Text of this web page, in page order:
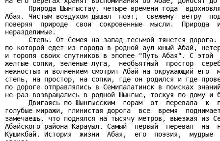
Природа Шынгыстау, четыре времени года
Абая. Чистым воздухом дышал  поэт,  свежему  ветру
поверяя  природе  свои  сокровенные  мысли.
неразделимые.
Степь. От Семея на запад тесьмой тянется
по которой едет из города в родной аул юный Абай,
и торопя своих спутников в эпопее "Путь Абая". С этой
желтые сопки, зеленые луга,  необъятный  простор
нежностью и волнением смотрит Абай на окружающий его
степь, на простор, на сопки, где он родился и где
по дороге отправлялись в Семипалатинск в поисках
не раз возвращались в родной Шынгыс, тоскуя по дому и
Двигаясь по Шынгысским  горам  от  перевала  к
голубые миражи, глинистая дорога  все  время
замечаешь, что поднялся на тысячу метров, выезжая из
Абайского района Карауыл. Самый  первый  перевал  на
Кушикбай. История  жизни  Абая,  его  поэзия,  мудрые